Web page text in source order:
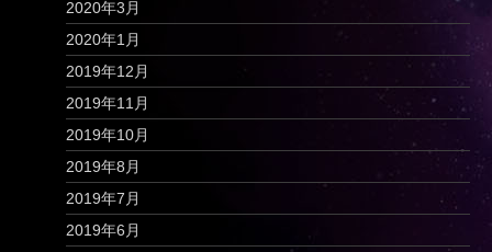
2020年3月
2020年1月
2019年12月
2019年11月
2019年10月
2019年8月
2019年7月
2019年6月